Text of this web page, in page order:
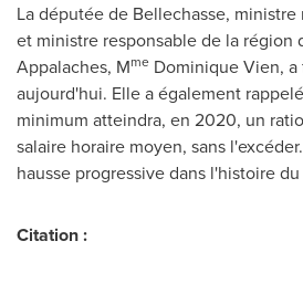
La députée de Bellechasse, ministre
et ministre responsable de la région
Appalaches, Mme Dominique Vien,
aujourd'hui. Elle a également
minimum atteindra, en 2020, un
salaire horaire moyen, sans
hausse progressive dans l'histoire
Citation :